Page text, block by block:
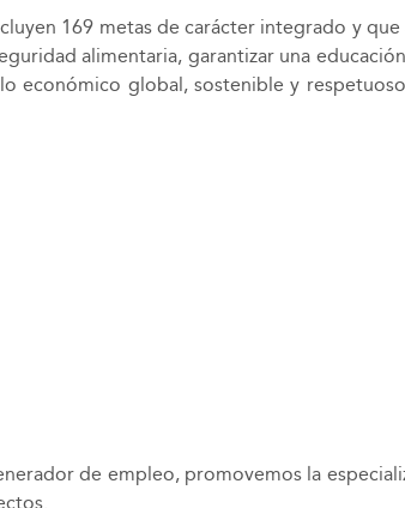
169 metas de carácter integrado y que
alimentaria, garantizar una
económico global, sostenible y
de empleo, promovemos la